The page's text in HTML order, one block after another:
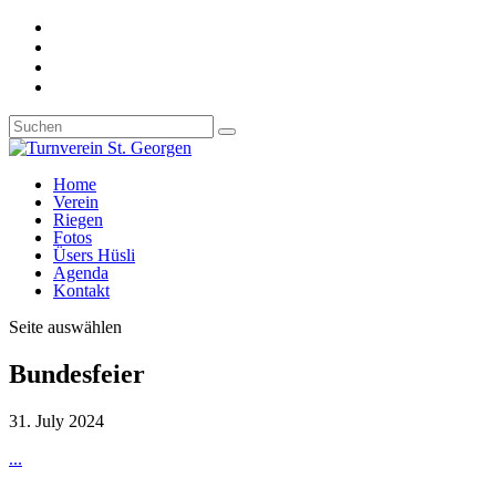
Home
Verein
Riegen
Fotos
Üsers Hüsli
Agenda
Kontakt
Seite auswählen
Bundesfeier
31. July 2024
...